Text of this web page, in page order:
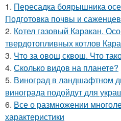
1. Пересадка боярышника
Подготовка почвы и саженцев
2. Котел газовый Каракан.
твердотопливных котлов
3. Что за овощ сквош. Что
4. Сколько видов на планете?
5. Виноград в ландшафтном
винограда подойдут для
6. Все о размножении
характеристики